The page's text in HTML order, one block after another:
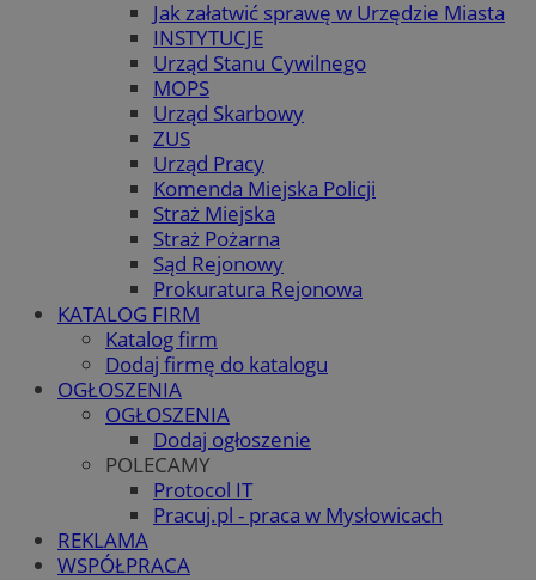
Jak załatwić sprawę w Urzędzie Miasta
INSTYTUCJE
Urząd Stanu Cywilnego
MOPS
Urząd Skarbowy
ZUS
Urząd Pracy
Komenda Miejska Policji
Straż Miejska
Straż Pożarna
Sąd Rejonowy
Prokuratura Rejonowa
KATALOG FIRM
Katalog firm
Dodaj firmę do katalogu
OGŁOSZENIA
OGŁOSZENIA
Dodaj ogłoszenie
POLECAMY
Protocol IT
Pracuj.pl - praca w Mysłowicach
REKLAMA
WSPÓŁPRACA